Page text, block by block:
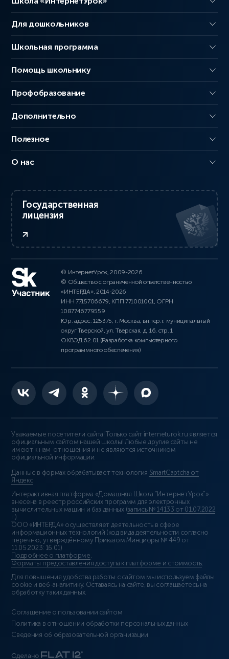
Для дошкольников
Школьная программа
Помощь школьнику
Профобразование
Дополнительно
Полезное
О нас
Государственная
лицензия
© ИнтернетУрок, 2009-2026
© Общество с ограниченной ответственностью
«ИНТЕРДА», 2014-2026
ИНН 7715706679, КПП 771001001, ОГРН
1087746779559
Юр. адрес: 125375, г. Москва, вн.тер.г. муниципальный
округ Тверской, ул. Тверская, д. 16, стр. 1
ОКВЭД 62.01 (Разработка компьютерного
программного обеспечения)
Уважаемые посетители сайта! Только сайт interneturok.ru является
официальным сайтом нашей школы! Любые другие сайты не
имеют к нам отношения и не являются источником
официальной информации.
Данные в формах обрабатывает технология SmartCaptcha от
Яндекс
Интерактивная платформа «Домашняя Школа “ИнтернетУрок”»
внесена в реестр российских программ для электронных
вычислительных машин и баз данных (запись № 14133 от 01.07.2022
г.).
ООО «ИНТЕРДА» осуществляет деятельность в сфере
информационных технологий (код вида деятельности согласно
перечню, утверждённому Приказом Минцифры № 449 от
11.05.2023: 16.01)
Подробнее о платформе.
Форматы предоставления доступа к платформе и стоимость.
Для повышения удобства работы с сайтом мы используем файлы
cookie и веб-аналитику. Оставаясь на сайте, вы соглашаетесь на
обработку таких данных.
Соглашение о пользовании сайтом
Политика в отношении обработки персональных данных
Сведения об образовательной организации